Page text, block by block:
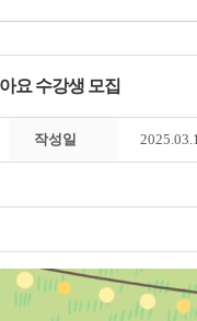
요 수강생 모집
작성일